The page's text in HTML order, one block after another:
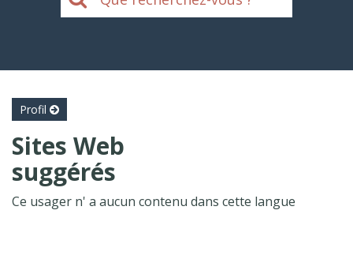
Profil
Sites Web
suggérés
Ce usager n' a aucun contenu dans cette langue